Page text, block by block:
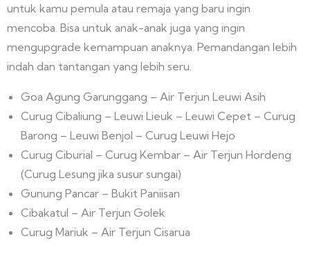
untuk kamu pemula atau remaja yang baru ingin
mencoba. Bisa untuk anak-anak juga yang ingin
mengupgrade kemampuan anaknya. Pemandangan lebih
indah dan tantangan yang lebih seru.
Goa Agung Garunggang – Air Terjun Leuwi Asih
Curug Cibaliung – Leuwi Lieuk – Leuwi Cepet – Curug
Barong – Leuwi Benjol – Curug Leuwi Hejo
Curug Ciburial – Curug Kembar – Air Terjun Hordeng
(Curug Lesung jika susur sungai)
Gunung Pancar – Bukit Paniisan
Cibakatul – Air Terjun Golek
Curug Mariuk – Air Terjun Cisarua